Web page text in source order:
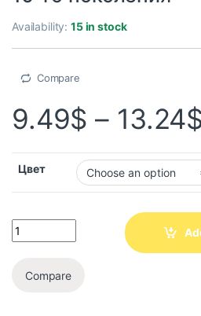
Availability:15 in stock
Compare
9.49$ – 13.24
Цвет
Compare